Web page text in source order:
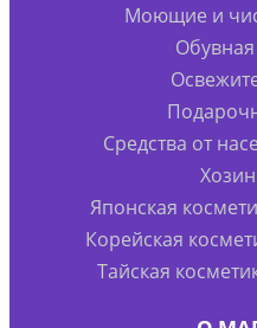
Моющие и
Средства от
Японская
Корейская
Тайская